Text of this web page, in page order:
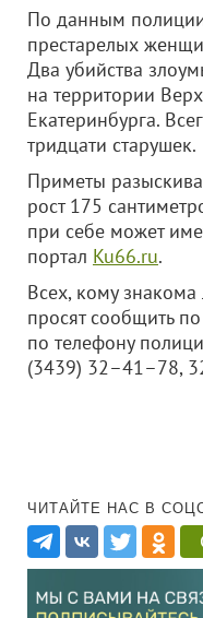
По данным
престарелых
Два убийства
на территории
Екатеринбурга.
тридцати старушек.
Приметы
рост 175
при себе может
портал Ku66.ru.
Всех, кому знакома
просят сообщить
по телефону
(3439) 32–41–78,
ЧИТАЙТЕ НАС В